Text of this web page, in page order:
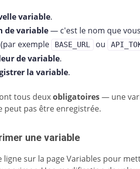
variable.
de variable— c'est le nom que
exemple
BASE_URL ou
de variable.
la variable.
tous deuxobligatoires— une
peut pas être enregistrée.
une variable
ligne sur la page Variables pour